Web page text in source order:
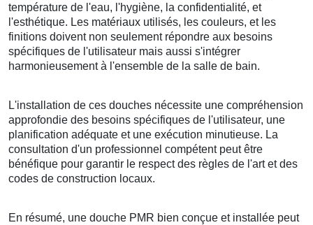
température de l'eau, l'hygiène, la confidentialité, et
l'esthétique. Les matériaux utilisés, les couleurs, et les
finitions doivent non seulement répondre aux besoins
spécifiques de l'utilisateur mais aussi s'intégrer
harmonieusement à l'ensemble de la salle de bain.
L'installation de ces douches nécessite une compréhension
approfondie des besoins spécifiques de l'utilisateur, une
planification adéquate et une exécution minutieuse. La
consultation d'un professionnel compétent peut être
bénéfique pour garantir le respect des règles de l'art et des
codes de construction locaux.
En résumé, une douche PMR bien conçue et installée peut